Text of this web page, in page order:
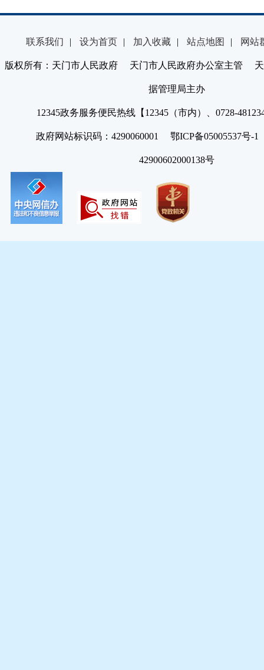
联系我们 | 设为首页 | 加入收藏 | 站点地图 | 网站
版权所有：天门市人民政府 天门市人民政府办公室主管 天
据管理局主办
12345政务服务便民热线【12345（市内）、0728-
政府网站标识码：4290060001 鄂ICP备05005537号
42900602000138号